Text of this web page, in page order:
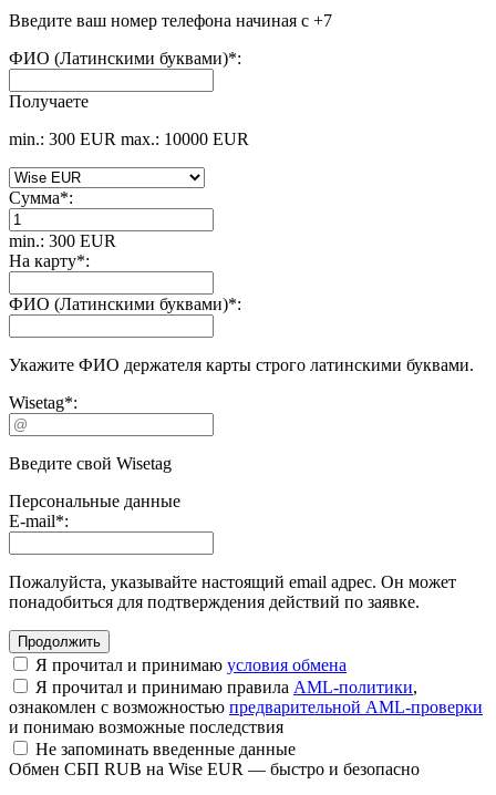
Введите ваш номер телефона начиная с +7
ФИО (Латинскими буквами)*:
Получаете
min.: 300 EUR max.: 10000 EUR
Сумма*:
min.: 300 EUR
На карту*:
ФИО (Латинскими буквами)*:
Укажите ФИО держателя карты строго латинскими буквами.
Wisetag*:
Введите свой Wisetag
Персональные данные
E-mail*:
Пожалуйста, указывайте настоящий email адрес. Он может
понадобиться для подтверждения действий по заявке.
Я прочитал и принимаю условия обмена
Я прочитал и принимаю правила AML-политики,
ознакомлен с возможностью предварительной AML-проверки
и понимаю возможные последствия
Не запоминать введенные данные
Обмен СБП RUB на Wise EUR — быстро и безопасно